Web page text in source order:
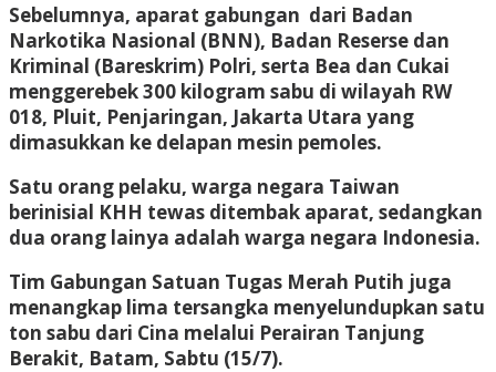
Sebelumnya, aparat gabungan dari Badan
Narkotika Nasional (BNN), Badan Reserse dan
Kriminal (Bareskrim) Polri, serta Bea dan Cukai
menggerebek 300 kilogram sabu di wilayah RW
018, Pluit, Penjaringan, Jakarta Utara yang
dimasukkan ke delapan mesin pemoles.
Satu orang pelaku, warga negara Taiwan
berinisial KHH tewas ditembak aparat, sedangkan
dua orang lainya adalah warga negara Indonesia.
Tim Gabungan Satuan Tugas Merah Putih juga
menangkap lima tersangka menyelundupkan satu
ton sabu dari Cina melalui Perairan Tanjung
Berakit, Batam, Sabtu (15/7).